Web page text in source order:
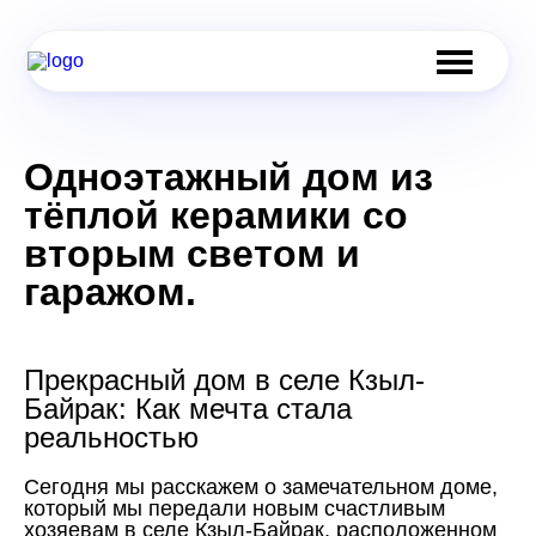
Одноэтажный дом из
тёплой керамики со
вторым светом и
гаражом.
Прекрасный дом в селе Кзыл-
Байрак: Как мечта стала
реальностью
Сегодня мы расскажем о замечательном доме,
который мы передали новым счастливым
хозяевам в селе Кзыл-Байрак, расположенном